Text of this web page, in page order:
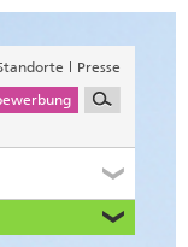
Presse